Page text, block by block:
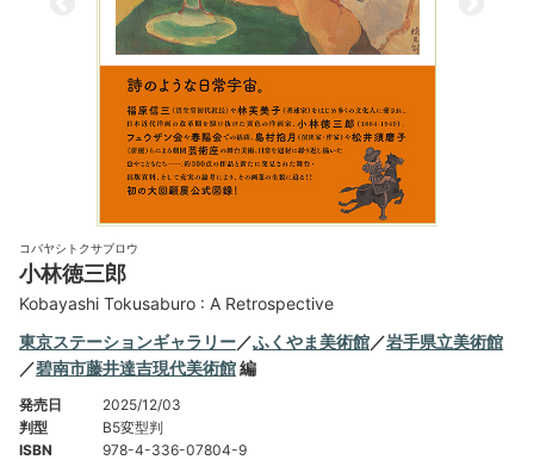
コバヤシトクサブロウ
小林徳三郎
Kobayashi Tokusaburo : A Retrospective
東京ステーションギャラリー／ふくやま美術館／岩手県立美術館
／碧南市藤井達吉現代美術館編
発売日
2025/12/03
判型
B5変型判
ISBN
978-4-336-07804-9